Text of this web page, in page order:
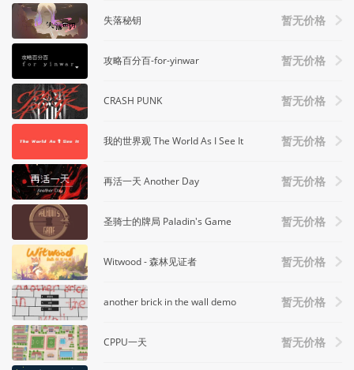
失落秘钥 暂无价格
攻略百分百-for-yinwar 暂无价格
CRASH PUNK 暂无价格
我的世界观 The World As I See It 暂无价格
再活一天 Another Day 暂无价格
圣骑士的牌局 Paladin's Game 暂无价格
Witwood - 森林见证者 暂无价格
another brick in the wall demo 暂无价格
CPPU一天 暂无价格